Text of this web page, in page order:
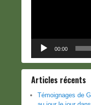
00:00
Articles récents
Témoignages de